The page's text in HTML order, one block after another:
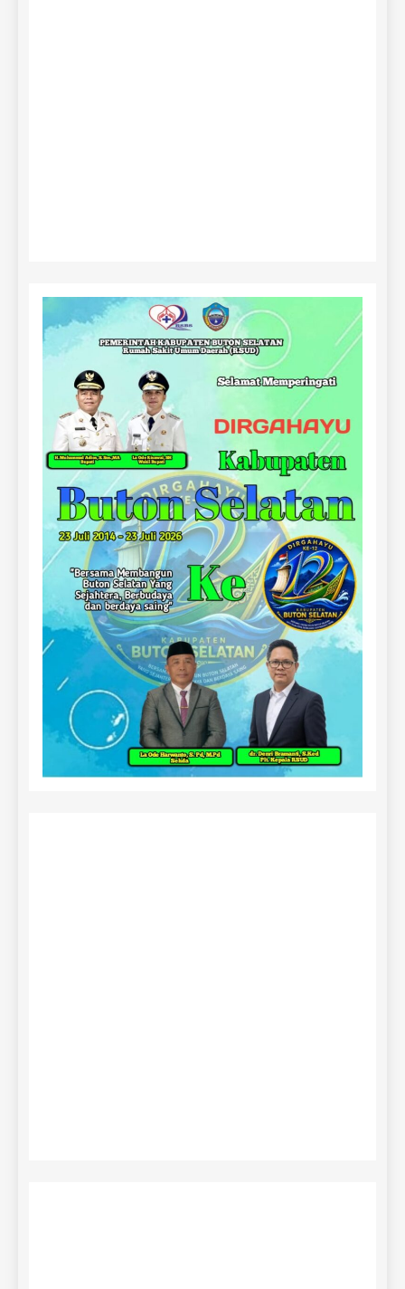
BERANDA TENTANG KAMI
DISCLAMER
LocalNews - Modern WordPress Theme. All Rights Reserved
2026.. Free Theme By
BlazeThemes.